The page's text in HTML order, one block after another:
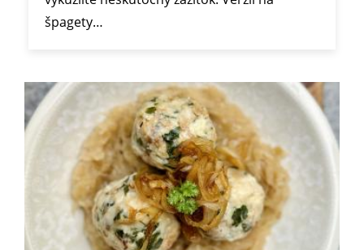
špagety…